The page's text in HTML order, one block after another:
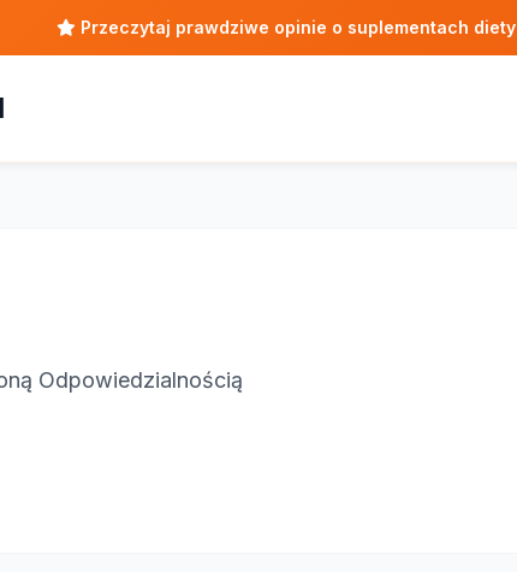
Przeczytaj prawdziwe opinie o suplementach diety
Odpowiedzialnością